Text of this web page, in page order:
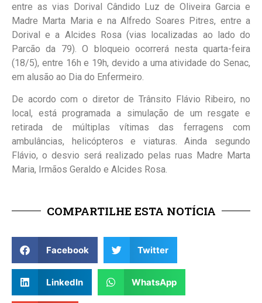
entre as vias Dorival Cândido Luz de Oliveira Garcia e
Madre Marta Maria e na Alfredo Soares Pitres, entre a
Dorival e a Alcides Rosa (vias localizadas ao lado do
Parcão da 79). O bloqueio ocorrerá nesta quarta-feira
(18/5), entre 16h e 19h, devido a uma atividade do Senac,
em alusão ao Dia do Enfermeiro.
De acordo com o diretor de Trânsito Flávio Ribeiro, no
local, está programada a simulação de um resgate e
retirada de múltiplas vítimas das ferragens com
ambulâncias, helicópteros e viaturas. Ainda segundo
Flávio, o desvio será realizado pelas ruas Madre Marta
Maria, Irmãos Geraldo e Alcides Rosa.
COMPARTILHE ESTA NOTÍCIA
Facebook Twitter
LinkedIn WhatsApp